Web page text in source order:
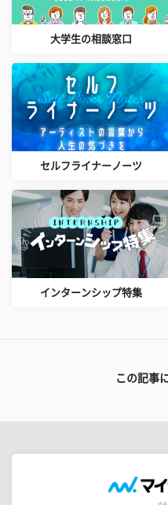
大学生の相談窓口
セルフライナーノーツ
インターンシップ特集
この記事